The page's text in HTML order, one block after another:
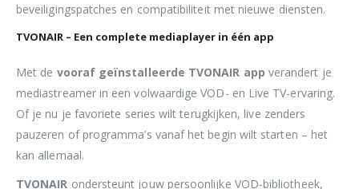
beveiligingspatches en compatibiliteit met nieuwe diensten.
TVONAIR – Een complete mediaplayer in één app
Met de vooraf geïnstalleerde TVONAIR app verandert je
mediastreamer in een volwaardige VOD- en Live TV-ervaring.
Of je nu je favoriete series wilt terugkijken, live zenders
pauzeren of programma’s vanaf het begin wilt starten – het
kan allemaal.
TVONAIR ondersteunt jouw persoonlijke VOD-bibliotheek,